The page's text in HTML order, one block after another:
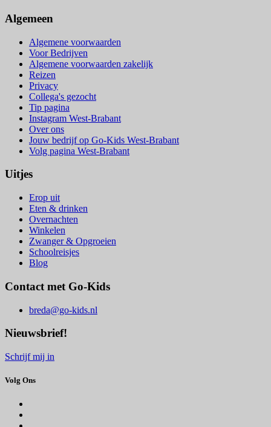
Algemeen
Algemene voorwaarden
Voor Bedrijven
Algemene voorwaarden zakelijk
Reizen
Privacy
Collega's gezocht
Tip pagina
Instagram West-Brabant
Over ons
Jouw bedrijf op Go-Kids West-Brabant
Volg pagina West-Brabant
Uitjes
Erop uit
Eten & drinken
Overnachten
Winkelen
Zwanger & Opgroeien
Schoolreisjes
Blog
Contact met Go-Kids
breda@go-kids.nl
Nieuwsbrief!
Schrijf mij in
Volg Ons